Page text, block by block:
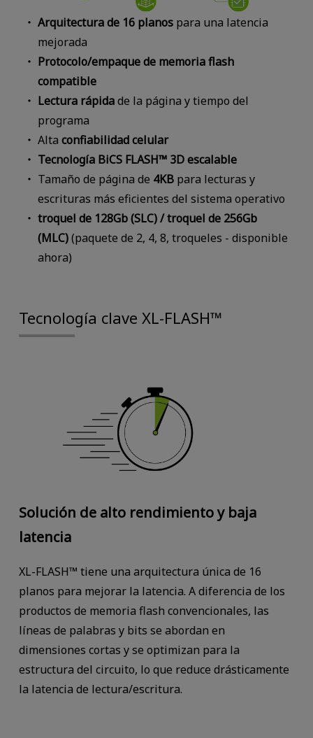
Arquitectura de 16 planos para una latencia
mejorada
Protocolo/empaque de memoria flash
compatible
Lectura rápidade la página y tiempo del
programa
Altaconfiabilidad celular
Tecnología BiCS FLASH™ 3D escalable
Tamaño de página de 4KB para lecturas y
escrituras más eficientes del sistema operativo
troquel de 128Gb (SLC) / troquel de 256Gb
(MLC)(paquete de 2, 4, 8, troqueles - disponible
ahora)
Tecnología clave XL-FLASH™
Solución de alto rendimiento y baja
latencia
XL-FLASH™ tiene una arquitectura única de 16
planos para mejorar la latencia. A diferencia de los
productos de memoria flash convencionales, las
líneas de palabras y bits se abordan en
dimensiones cortas y se optimizan para la
estructura del circuito, lo que reduce drásticamente
la latencia de lectura/escritura.